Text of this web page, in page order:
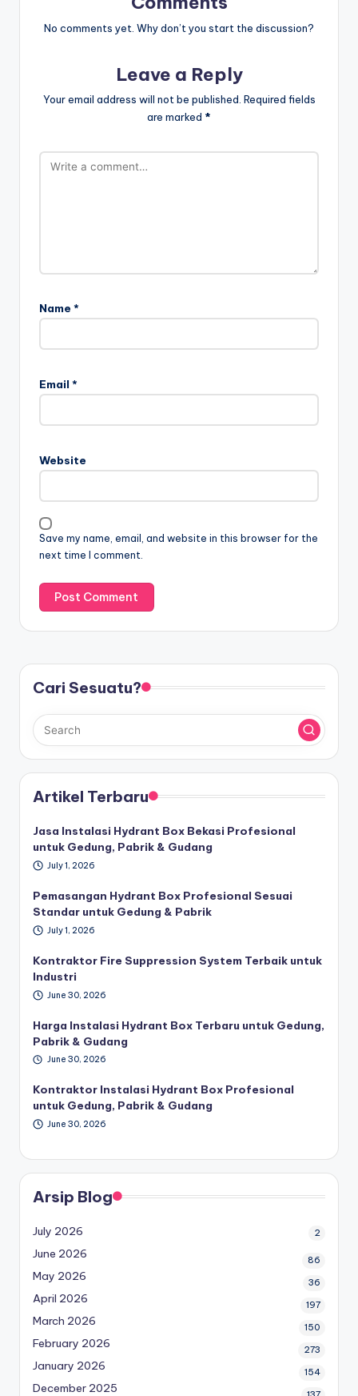
No comments yet. Why don’t you start the discussion?
Leave a Reply
Your email address will not be published. Required fields
are marked *
Name *
Email *
Website
Save my name, email, and website in this browser for the
next time I comment.
Cari Sesuatu?
Artikel Terbaru
Jasa Instalasi Hydrant Box Bekasi Profesional
untuk Gedung, Pabrik & Gudang
July 1, 2026
Pemasangan Hydrant Box Profesional Sesuai
Standar untuk Gedung & Pabrik
July 1, 2026
Kontraktor Fire Suppression System Terbaik untuk
Industri
June 30, 2026
Harga Instalasi Hydrant Box Terbaru untuk Gedung,
Pabrik & Gudang
June 30, 2026
Kontraktor Instalasi Hydrant Box Profesional
untuk Gedung, Pabrik & Gudang
June 30, 2026
Arsip Blog
July 2026 2
June 2026 86
May 2026 36
April 2026 197
March 2026 150
February 2026 273
January 2026 154
December 2025